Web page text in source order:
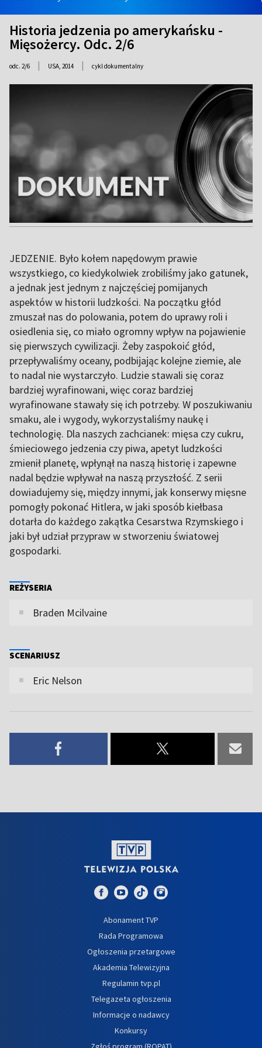
Historia jedzenia po amerykańsku -
Mięsożercy. Odc. 2/6
odc. 2/6 | USA, 2014 | cykl dokumentalny
JEDZENIE. Było kołem napędowym prawie
wszystkiego, co kiedykolwiek zrobiliśmy jako gatunek,
a jednak jest jednym z najczęściej pomijanych
aspektów w historii ludzkości. Na początku głód
zmuszał nas do polowania, potem do uprawy roli i
osiedlenia się, co miało ogromny wpływ na pojawienie
się pierwszych cywilizacji. Żeby zaspokoić głód,
przepływaliśmy oceany, podbijając kolejne ziemie, ale
to nadal nie wystarczyło. Ludzie stawali się coraz
bardziej wyrafinowani, więc coraz bardziej
wyrafinowane stawały się ich potrzeby. W poszukiwaniu
smaku, ale i wygody, wykorzystaliśmy naukę i
technologię. Dla naszych zachcianek: mięsa czy cukru,
śmieciowego jedzenia czy piwa, apetyt ludzkości
zmienił planetę, wpłynął na naszą historię i zapewne
nadal będzie wpływał na naszą przyszłość. Z serii
dowiadujemy się, między innymi, jak konserwy mięsne
pomogły pokonać Hitlera, w jaki sposób kiełbasa
dotarła do każdego zakątka Cesarstwa Rzymskiego i
jaki był udział przypraw w stworzeniu światowej
gospodarki.
REŻYSERIA
Braden Mcilvaine
SCENARIUSZ
Eric Nelson
Abonament TVP
Rada Programowa
Ogłoszenia przetargowe
Akademia Telewizyjna
Regulamin tvp.pl
Telegazeta ogłoszenia
Informacje o nadawcy
Konkursy